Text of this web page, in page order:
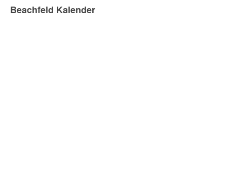
Beachfeld Kalender